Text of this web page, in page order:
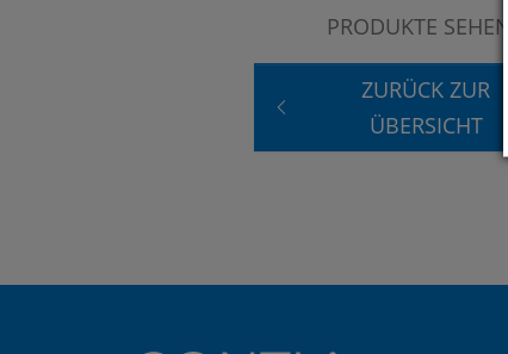
PRODUKTE SEHEN?
ZURÜCK ZUR
ÜBERSICHT